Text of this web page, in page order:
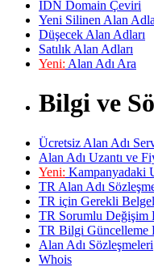
IDN Domain Çeviri
Yeni Silinen Alan
Düşecek Alan Adları
Satılık Alan Adları
Yeni: Alan Adı Ara
Bilgi ve
Ücretsiz Alan Adı
Alan Adı Uzantı ve
Yeni: Kampanyadaki
TR Alan Adı
TR için Gerekli
TR Sorumlu Değişim
TR Bilgi Güncelleme
Alan Adı Sözleşmeleri
Whois